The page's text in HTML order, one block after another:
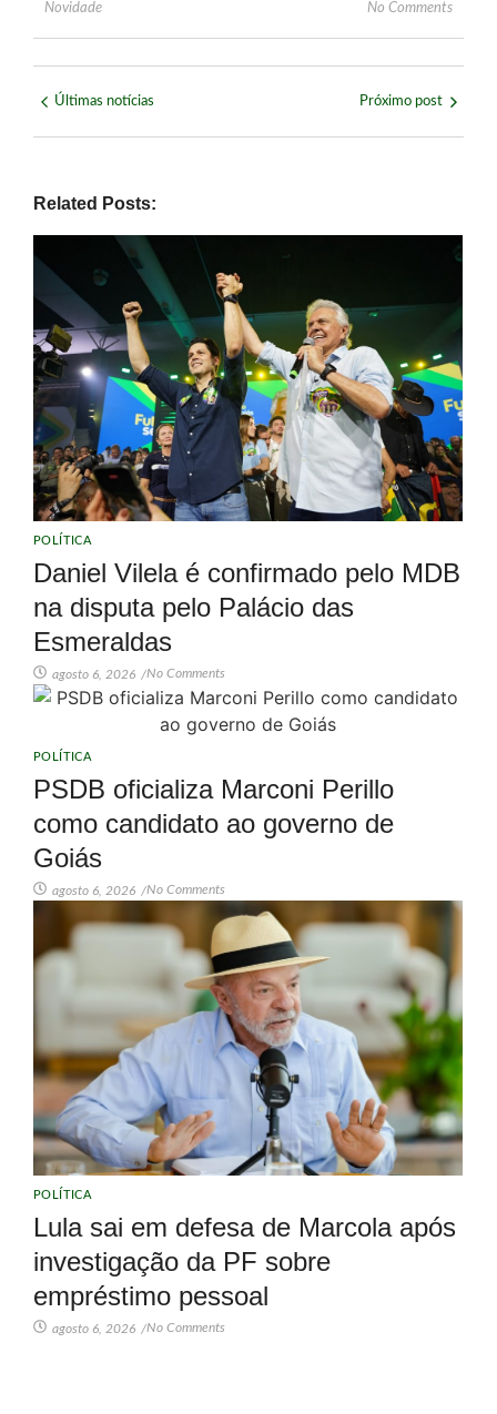
Novidade No Comments
Últimas notícias Próximo post
Related Posts:
POLÍTICA
Daniel Vilela é confirmado pelo MDB
na disputa pelo Palácio das
Esmeraldas
agosto 6, 2026 /No Comments
POLÍTICA
PSDB oficializa Marconi Perillo
como candidato ao governo de
Goiás
agosto 6, 2026 /No Comments
POLÍTICA
Lula sai em defesa de Marcola após
investigação da PF sobre
empréstimo pessoal
agosto 6, 2026 /No Comments